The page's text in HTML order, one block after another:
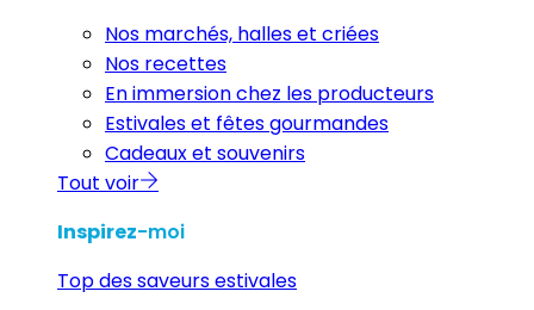
Nos marchés, halles et criées
Nos recettes
En immersion chez les producteurs
Estivales et fêtes gourmandes
Cadeaux et souvenirs
Tout voir
Inspirez-moi
Top des saveurs estivales